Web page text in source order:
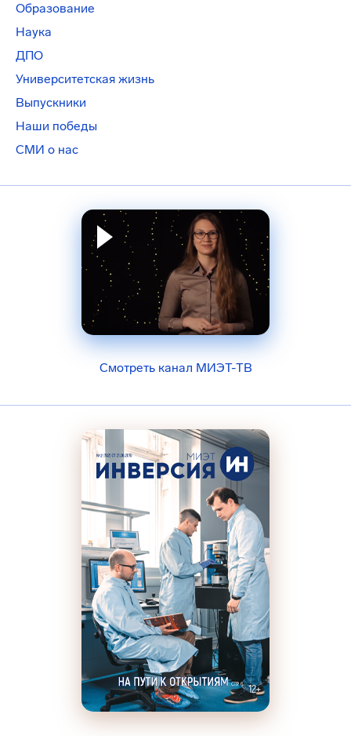
Образование
Наука
ДПО
Университетская жизнь
Выпускники
Наши победы
СМИ о нас
Смотреть канал МИЭТ-ТВ